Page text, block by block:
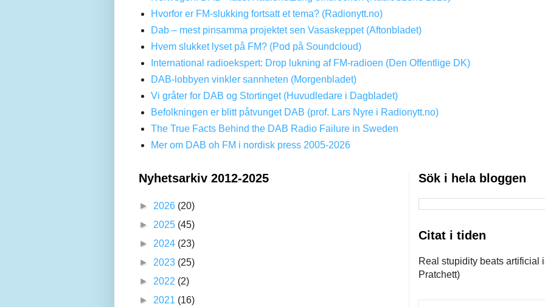
Hvorfor er FM-slukking fortsatt et tema? (Radionytt.no)
Dab – mest pinsamma projektet sen Vasaskeppet (Aftonbladet)
Hvem slukket lyset på FM? (Pod på Soundcloud)
International radioekspert: Drop lukning af FM-radioen (Den Offentlige DK)
DAB-lobbyen vinkler sannheten (Morgenbladet)
Vi gråter for DAB og Stortinget (Huvudledare i Dagbladet)
Befolkningen er blitt påtvunget DAB (prof. Lars Nyre i Radionytt.no)
The True Facts Behind the DAB Radio Failure in Sweden
Mer om DAB oh FM i nordisk press 2005-2026
Nyhetsarkiv 2012-2025
► 2026 (20)
► 2025 (45)
► 2024 (23)
► 2023 (25)
► 2022 (2)
► 2021 (16)
Sök i hela bloggen
Citat i tiden
Real stupidity beats artificial
Pratchett)